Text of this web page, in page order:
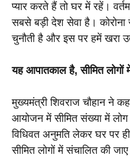
प्यार करते हैं तो घर में रहें।
सबसे बड़ी देश सेवा है।
चुनौती है और इस पर हमें खरा
यह आपातकाल है, सीमित लोगों
मुख्यमंत्री शिवराज चौहान ने
आयोजन में सीमित संख्या में
विधिवत अनुमति लेकर घर पर ही
सीमित लोगों में संचालित की